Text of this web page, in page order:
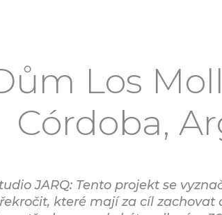
Los
Córdoba,
JARQ: Tento projekt se
které mají za cíl zachovat